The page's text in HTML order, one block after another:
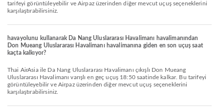
tarifeyi görüntüleyebilir ve Airpaz üzerinden diğer mevcut uçuş seçeneklerini
karşılaştırabilirsiniz.
havayolunu kullanarak Da Nang Uluslararası Havalimanı havalimanından
Don Mueang Uluslararası Havalimanı havalimanına giden en son uçuş saat
kaçta kalkıyor?
Thai AirAsia ile Da Nang Uluslararası Havalimanı çıkışlı Don Mueang
Uluslararası Havalimanı varışlı en geç uçuş 18:50 saatinde kalkar. Bu tarifeyi
görüntüleyebilir ve Airpaz üzerinden diğer mevcut uçuş seçeneklerini
karşılaştırabilirsiniz.